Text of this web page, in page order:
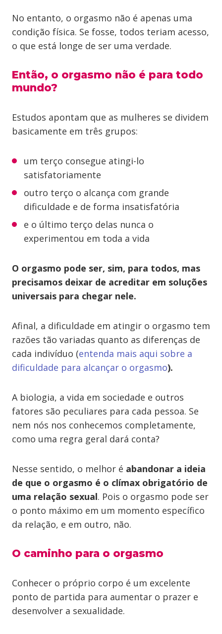
No entanto, o orgasmo não é apenas uma
condição física. Se fosse, todos teriam acesso,
o que está longe de ser uma verdade.
Então, o orgasmo não é para todo
mundo?
Estudos apontam que as mulheres se dividem
basicamente em três grupos:
um terço consegue atingi-lo
satisfatoriamente
outro terço o alcança com grande
dificuldade e de forma insatisfatória
e o último terço delas nunca o
experimentou em toda a vida
O orgasmo pode ser, sim, para todos, mas
precisamos deixar de acreditar em soluções
universais para chegar nele.
Afinal, a dificuldade em atingir o orgasmo tem
razões tão variadas quanto as diferenças de
cada indivíduo (entenda mais aqui sobre a
dificuldade para alcançar o orgasmo).
A biologia, a vida em sociedade e outros
fatores são peculiares para cada pessoa. Se
nem nós nos conhecemos completamente,
como uma regra geral dará conta?
Nesse sentido, o melhor é abandonar a ideia
de que o orgasmo é o clímax obrigatório de
uma relação sexual. Pois o orgasmo pode ser
o ponto máximo em um momento específico
da relação, e em outro, não.
O caminho para o orgasmo
Conhecer o próprio corpo é um excelente
ponto de partida para aumentar o prazer e
desenvolver a sexualidade.